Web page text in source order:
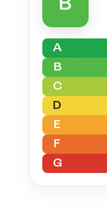
A
B
C
D
E
F
G